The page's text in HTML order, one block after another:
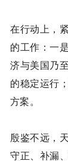
在行动上，
的工作：一
济与美国乃
的稳定运行
方案。
殷鉴不远，
守正、补漏